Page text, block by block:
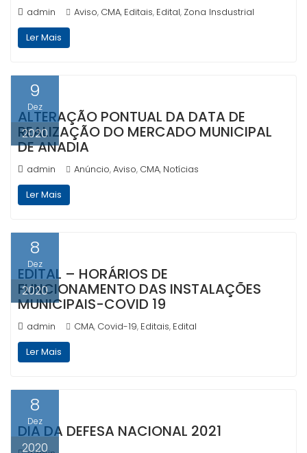
admin Aviso, CMA, Editais, Edital, Zona Insdustrial
Ler Mais
9
Dez
2020
ALTERAÇÃO PONTUAL DA DATA DE
REALIZAÇÃO DO MERCADO MUNICIPAL
DE ANADIA
admin Anúncio,Aviso, CMA, Notícias
Ler Mais
8
Dez
2020
EDITAL – HORÁRIOS DE
FUNCIONAMENTO DAS INSTALAÇÕES
MUNICIPAIS-COVID 19
admin CMA, Covid-19, Editais, Edital
Ler Mais
8
Dez
2020
DIA DA DEFESA NACIONAL 2021